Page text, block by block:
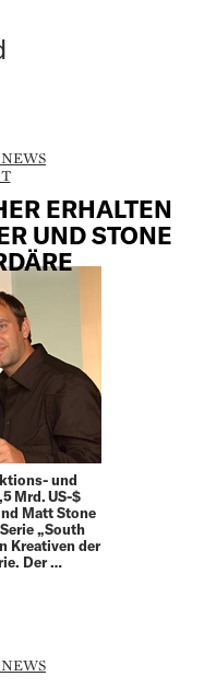
ERHALTEN
UND STONE
und
Mrd. US-$
Matt Stone
„South
Kreativen der
Der …